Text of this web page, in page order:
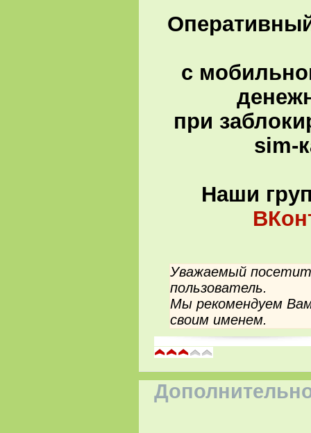
с
при
sim-
Наши
Уважаемый
пользователь.
Мы рекомендуем
своим именем.